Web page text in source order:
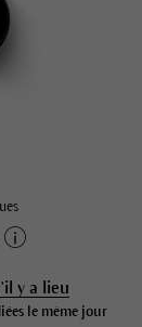
y a lieu
le même jour